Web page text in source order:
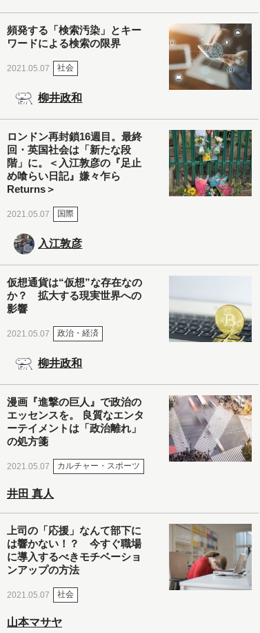
頻発する「検索汚染」とキー
ワードによる検索の限界
2021.05.07 社会
柳井政和
ロンドン再封鎖16週目。最終
回・英国社会は「新たな段
階」に。＜入江敦彦の『足止
め喰らい日記』嫌々乍ら
Returns＞
2021.05.07 国際
入江敦彦
仮想通貨は“仮想”な存在なの
か？ 拡大する現実世界への
影響
2021.05.07 政治・経済
柳井政和
漫画『進撃の巨人』で政治の
エッセンスを。 良質なエンタ
ーテイメントは「政治離れ」
の処方箋
2021.05.07 カルチャー・スポーツ
井田 真人
上司の「応援」なんて部下に
は響かない！？ 今すぐ職場
に導入するべきモチベーショ
ンアップの方法
2021.05.07 社会
山本マサヤ